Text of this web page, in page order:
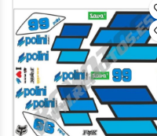
ecosolvente. Alta
resistencia, acabado
profesional y opción de
personalización.